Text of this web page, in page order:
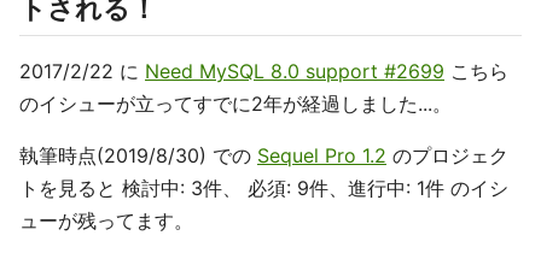
トされる！
2017/2/22 に Need MySQL 8.0 support #2699 こちら
のイシューが立ってすでに2年が経過しました...。
執筆時点(2019/8/30) での Sequel Pro 1.2 のプロジェク
トを見ると 検討中: 3件、 必須: 9件、進行中: 1件 のイシ
ューが残ってます。